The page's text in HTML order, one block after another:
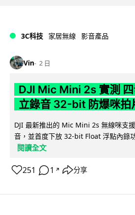
3C科技 家居無線 影音產品
Vin 2 日
DJI Mic Mini 2s 實測
立錄音 32-bit 防爆咪拍
DJI 最新推出的 Mic Mini 2s 無線咪支
音，並首度下放 32-bit Float 浮點內錄
閱讀全文
251 1 ↗ 分享